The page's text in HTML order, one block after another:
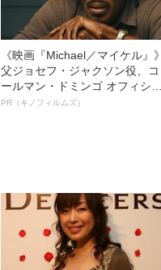
《映画『Michael／マイケル』》
父ジョセフ・ジャクソン役、コ
ールマン・ドミンゴ オフィシャ
ルインタビュー“観客を魅了した
PR（キノフィルムズ）